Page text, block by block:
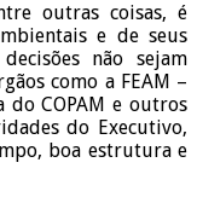
outras coisas, é
e de seus
não sejam
como a FEAM –
do COPAM e outros
do Executivo,
boa estrutura e